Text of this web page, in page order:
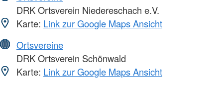
DRK Ortsverein Niedereschach e.V.
Karte: Link zur Google Maps Ansicht
Ortsvereine
DRK Ortsverein Schönwald
Karte: Link zur Google Maps Ansicht